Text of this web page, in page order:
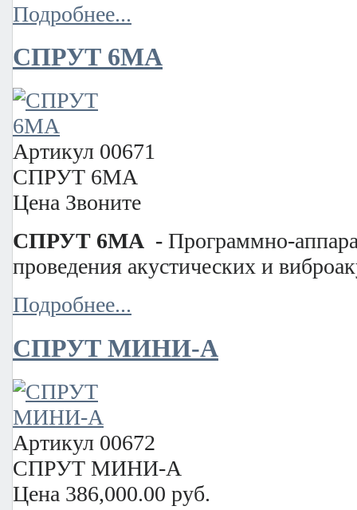
Подробнее...
СПРУТ 6МА
Артикул 00671
СПРУТ 6МА
Цена Звоните
СПРУТ 6МА - Программно-
проведения акустических и
Подробнее...
СПРУТ МИНИ-А
Артикул 00672
СПРУТ МИНИ-А
Цена 386,000.00 руб.